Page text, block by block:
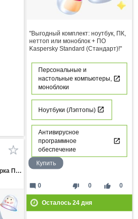
"Выгодный комплект: ноутбук, ПК,
неттоп или моноблок + ПО
Kaspersky Standard (Стандарт)!"
Персональные и
настольные компьютеры,
моноблоки
Ноутбуки (Лэптопы)
Антивирусное
программное
обеспечение
Купить
thumb_down 0 thumb_up 0
mode_comment 0
Осталось 24дня
"Выгодный комплект: сборка ПК и ПО Kaspersky Standard (Стандарт)!"